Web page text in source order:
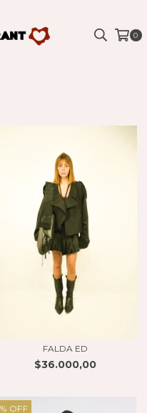
0
FALDA ED
$36.000,00
% OFF